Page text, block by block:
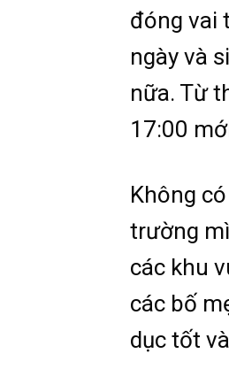
đóng vai
ngày và
nữa. Từ
17:00
Không
trường
các khu
các bố
dục tốt